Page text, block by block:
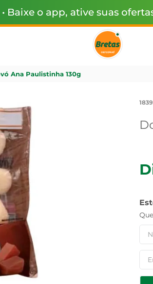
• Baixe o app, ative suas
Ana Paulistinha 130g